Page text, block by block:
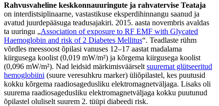
Rahvusvaheline keskkonnauuringute ja rahvatervise Teataja
on interdistsiplinaarne, vastastikuse eksperdihinnangu saanud ja
avatud juurdepääsuga teadusajakiri. 2015. aasta novembris avaldas
ta uuringu „Association of exposure to RF EMF with Glycated
Haemoglobin and risk of 2 Diabetes Mellitus“. Teadlaste rühm
võrdles meessoost õpilasi vanuses 12–17 aastat madalama
kiirgusega koolist (0,019 mW/m²) ja kõrgema kiirgusega koolist
(0,096 mW/m²). Nad leidsid märkimisväärselt suuremat glütseeritud
hemoglobiini (suure veresuhkru marker) üliõpilastel, kes puutusid
kokku kõrgema raadiosagedusliku elektromagnetväljaga. Lisaks oli
suurema raadiosagedusliku elektromagnetväljaga kokku puutunud
õpilastel oluliselt suurem 2. tüüpi diabeedi risk.